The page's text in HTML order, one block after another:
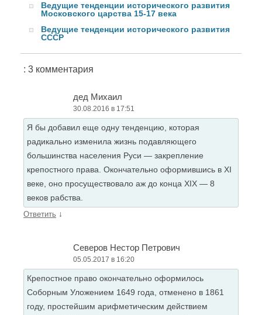
Ведущие тенденции исторического развития
Московского царства 15-17 века
Ведущие тенденции исторического развития
СССР
: 3 комментария
дед Михаил
30.08.2016 в 17:51
Я бы добавил еще одну тенденцию, которая
радикально изменила жизнь подавляющего
большинства населения Руси — закрепление
крепостного права. Окончательно оформившись в XI
веке, оно просуществовало аж до конца XIX — 8
веков рабства.
Ответить ↓
Северов Нестор Петрович
05.05.2017 в 16:20
Крепостное право окончательно оформилось
Соборным Уложением 1649 года, отменено в 1861
году, простейшим арифметическим действием